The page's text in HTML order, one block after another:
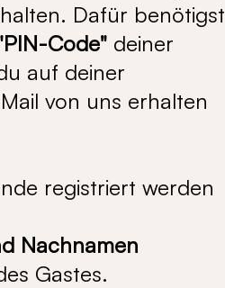
Dafür benötigst
Code"deiner
auf deiner
von uns erhalten
registriert werden
Nachnamen
Gastes.